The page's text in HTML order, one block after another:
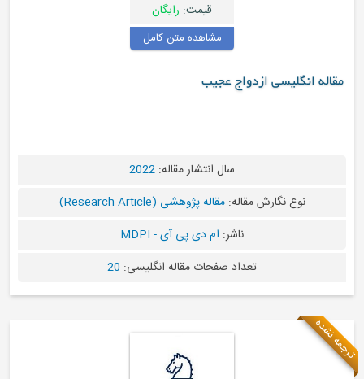
قیمت: رایگان
مشاهده متن کامل
مقاله انگلیسی ازدواج عجیب
سال انتشار مقاله: 2022
نوع نگارش مقاله:مقاله پژوهشی (Research Article)
ناشر: ام دی پی آی - MDPI
تعداد صفحات مقاله انگلیسی: 20
ترجمه نشده